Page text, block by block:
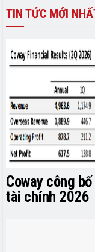
TIN TỨC MỚI
Coway công
tài chính 2026